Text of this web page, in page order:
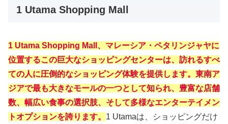
1 Utama Shopping Mall
1 Utama Shopping Mall、マレーシア・ペタリンジャヤに
位置するこの巨大なショッピングセンターは、訪れるすべ
ての人に圧倒的なショッピング体験を提供します。東南ア
ジアで最も大きなモールの一つとして知られ、豊富な店舗
数、幅広い食事の選択肢、そして多様なエンターテイメン
トオプションを誇ります。 1 Utamaは、ショッピングだけ